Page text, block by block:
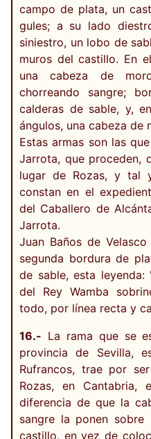
campo de plata, un
gules; a su lado
siniestro, un lobo de
muros del castillo. En
una cabeza de
chorreando sangre;
calderas de sable, y,
ángulos, una cabeza de
Estas armas son las
Jarrota, que proceden,
lugar de Rozas, y tal
constan en el
del Caballero de
Jarrota.
Juan Baños de
segunda bordura de
de sable, esta
del Rey Wamba
todo, por línea recta y
16.- La rama que se
provincia de Sevilla,
Rufrancos, trae por
Rozas, en Cantabria,
diferencia de que la
sangre la ponen
castillo, en vez de